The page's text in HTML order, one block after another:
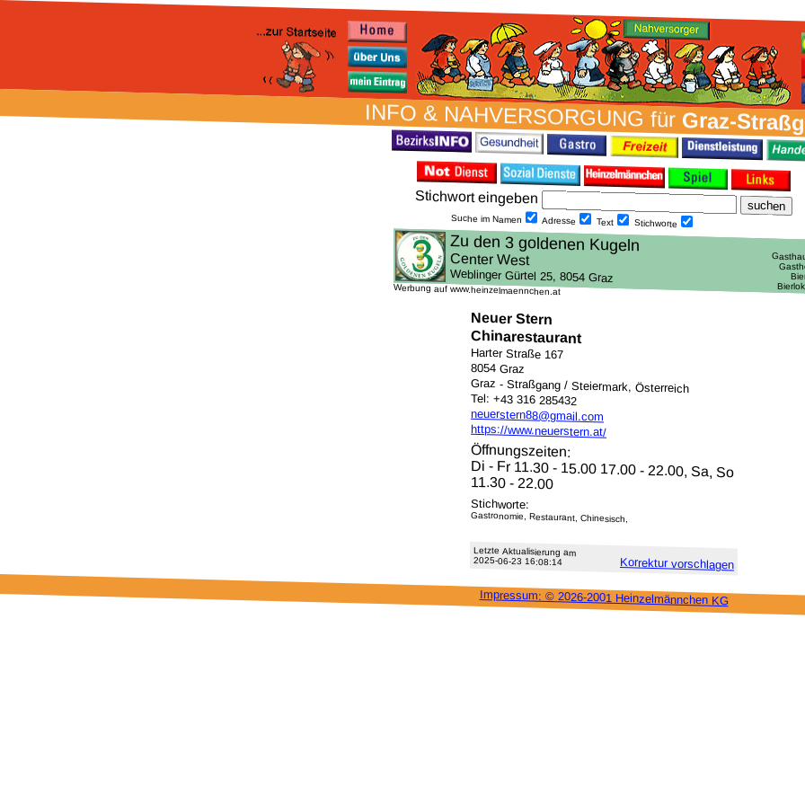
INFO & NAH­VER­SORG­UNG fürGraz-
Stich­wort ein­geben
Suche im Namen Adresse Text Stich­worte
Werbung auf www.heinzelmaennchen.at
Neuer Stern
Chinarestaurant
Harter Straße 167
8054 Graz
Graz - Straßgang / Steiermark, Österreich
Tel: +43 316 285432
neuerstern88@gmail.com
https://www.neuerstern.at/
Öffnungszeiten:
Di - Fr 11.30 - 15.00 17.00 - 22.00, Sa, So
11.30 - 22.00
Stichworte:
Gastronomie, Restaurant, Chinesisch,
Letzte Aktu­alisie­rung am
2025-06-23 16:08:14 Korrektur vor­schlagen
Impressum: © 2026-2001 Heinzel­männchen KG